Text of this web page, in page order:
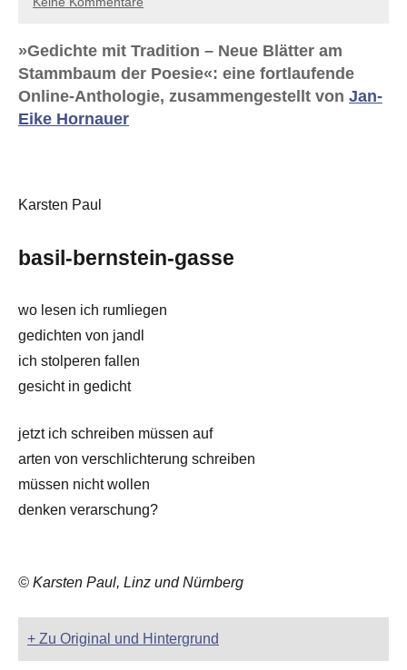
»Gedichte mit Tradition – Neue Blätter am
Stammbaum der Poesie«: eine fortlaufende
Online-Anthologie, zusammengestellt von Jan-
Eike Hornauer
Karsten Paul
basil-bernstein-gasse
wo lesen ich rumliegen
gedichten von jandl
ich stolperen fallen
gesicht in gedicht
jetzt ich schreiben müssen auf
arten von verschlichterung schreiben
müssen nicht wollen
denken verarschung?
© Karsten Paul, Linz und Nürnberg
+ Zu Original und Hintergrund